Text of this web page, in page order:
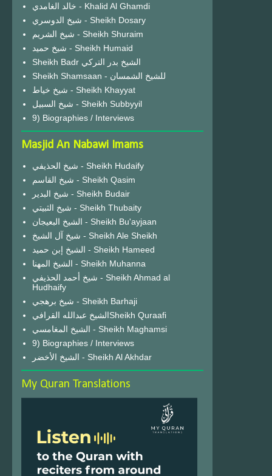
خالد الغامدي - Khalid Al Ghamdi
شيخ الدوسري - Sheikh Dosary
شيخ الشريم - Sheikh Shuraim
شيخ حميد - Sheikh Humaid
Sheikh Badr الشيخ بدر التركي
Sheikh Shamsaan - للشيخ الشمسان
شيخ خياط - Sheikh Khayyat
شيخ السبيل - Sheikh Subbyyil
9) Biographies / Interviews
Masjid An Nabawi Imams
شيخ الحذيفي - Sheikh Hudaify
شيخ القاسم - Sheikh Qasim
شيخ البدير - Sheikh Budair
شيخ الثبيتي - Sheikh Thubaity
الشيخ البعيجان - Sheikh Bu'ayjaan
شيخ آل الشيخ - Sheikh Ale Sheikh
الشيخ إبن حميد - Sheikh Hameed
الشيخ المهنا - Sheikh Muhanna
شيخ أحمد الحذيفي - Sheikh Ahmad al
Hudhaify
شيخ برهجي - Sheikh Barhaji
الشيخ عبدالله القرافيSheikh Quraafi
الشيخ المغامسي - Sheikh Maghamsi
9) Biographies / Interviews
الشيخ الأخضر - Sheikh Al Akhdar
My Quran Translations